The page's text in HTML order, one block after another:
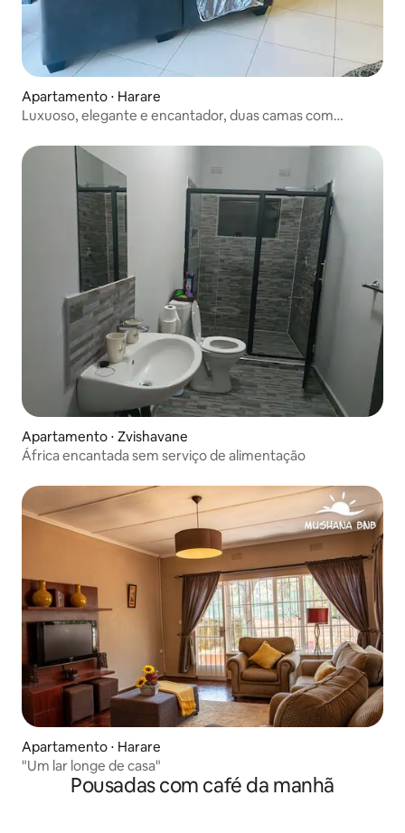
Apartamento ⋅ Harare
Luxuoso, elegante e encantador, duas camas com
Apartamento ⋅ Zvishavane
África encantada sem serviço de alimentação
Apartamento ⋅ Harare
"Um lar longe de casa"
Pousadas com café da manhã